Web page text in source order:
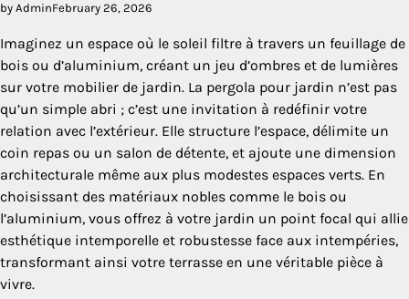
by AdminFebruary 26, 2026
Imaginez un espace où le soleil filtre à travers un feuillage de
bois ou d’aluminium, créant un jeu d’ombres et de lumières
sur votre mobilier de jardin. La pergola pour jardin n’est pas
qu’un simple abri ; c’est une invitation à redéfinir votre
relation avec l’extérieur. Elle structure l’espace, délimite un
coin repas ou un salon de détente, et ajoute une dimension
architecturale même aux plus modestes espaces verts. En
choisissant des matériaux nobles comme le bois ou
l’aluminium, vous offrez à votre jardin un point focal qui allie
esthétique intemporelle et robustesse face aux intempéries,
transformant ainsi votre terrasse en une véritable pièce à
vivre.